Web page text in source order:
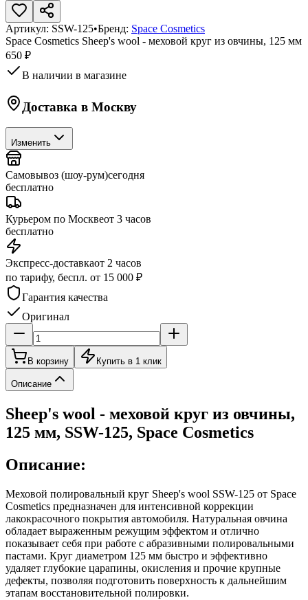
Артикул: SSW-125•Бренд: Space Cosmetics
Space Cosmetics Sheep's wool - меховой круг из овчины, 125 мм
650 ₽
В наличии в магазине
Доставка в Москву
Изменить
Самовывоз (шоу-рум)сегодня
бесплатно
Курьером по Москвеот 3 часов
бесплатно
Экспресс-доставкаот 2 часов
по тарифу, беспл. от 15 000 ₽
Гарантия качества
Оригинал
В корзину Купить в 1 клик
Описание
Sheep's wool - меховой круг из овчины,
125 мм, SSW-125, Space Cosmetics
Описание:
Меховой полировальный круг Sheep's wool SSW-125 от Space
Cosmetics предназначен для интенсивной коррекции
лакокрасочного покрытия автомобиля. Натуральная овчина
обладает выраженным режущим эффектом и отлично
показывает себя при работе с абразивными полировальными
пастами. Круг диаметром 125 мм быстро и эффективно
удаляет глубокие царапины, окисления и прочие крупные
дефекты, позволяя подготовить поверхность к дальнейшим
этапам восстановительной полировки.